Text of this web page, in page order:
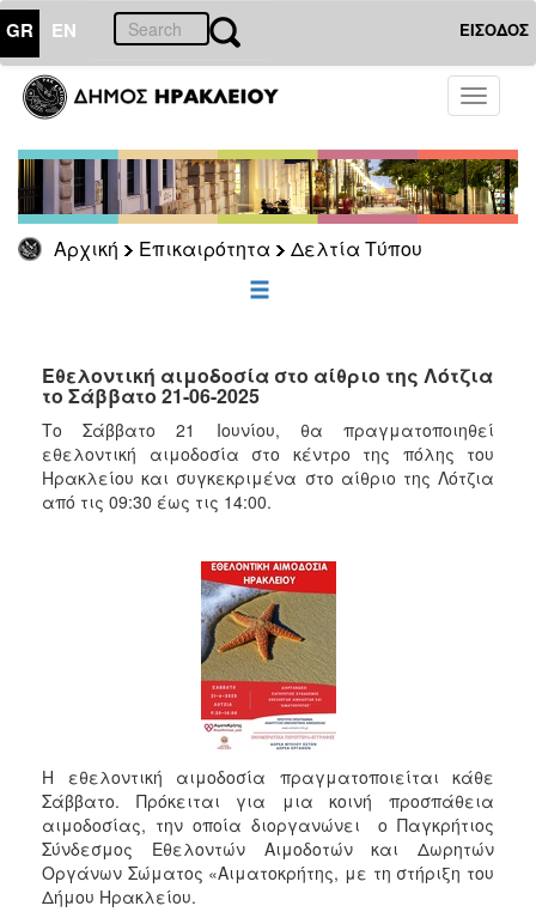
GR EN ΕΙΣΟΔΟΣ
Toggle
Αρχική Επικαιρότητα Δελτία Τύπου
ΕΠΙΚΑΙΡΟΤΗΤΑ
Τύπου
Αρχείο
ΕΠΙΣΚΕΠΤΗΣ
ΗΡΑΚΛΕΙΟ
Εθελοντική αιμοδοσία στο αίθριο της Λότζια
το Σάββατο 21-06-2025
Το Σάββατο 21 Iουνίου, θα πραγματοποιηθεί
εθελοντική αιμοδοσία στο κέντρο της πόλης του
Ηρακλείου και συγκεκριμένα στο αίθριο της Λότζια
από τις 09:30 έως τις 14:00.
Η εθελοντική αιμοδοσία πραγματοποιείται κάθε
Σάββατο. Πρόκειται για μια κοινή προσπάθεια
αιμοδοσίας, την οποία διοργανώνει ο Παγκρήτιος
Σύνδεσμος Εθελοντών Αιμοδοτών και Δωρητών
Οργάνων Σώματος «Αιματοκρήτης, με τη στήριξη του
Δήμου Ηρακλείου.